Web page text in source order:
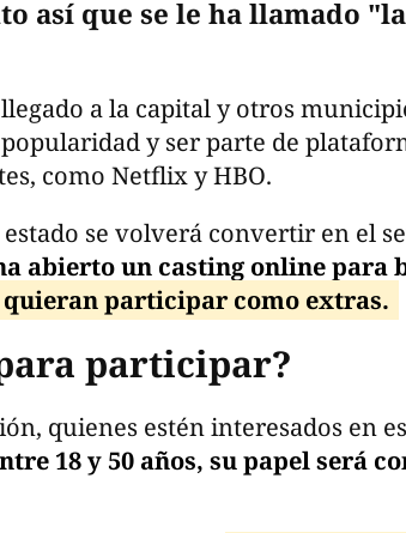
así que se le ha llamado
a la capital y otros
y ser parte de
como Netflix y HBO.
se volverá convertir en el
abierto un casting online para
participar como extras.
participar?
quienes estén interesados en
18 y 50 años, su papel será